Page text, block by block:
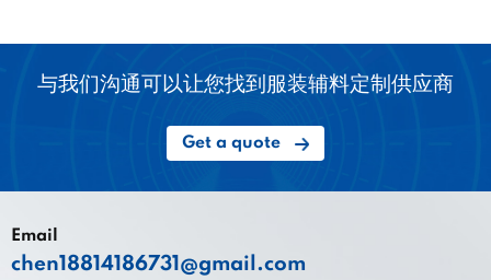
与我们沟通可以让您找到服装辅料定制供应商
Get a quote
Email
chen18814186731@gmail.com